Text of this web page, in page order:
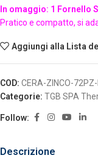
In omaggio: 1 Fornello
Pratico e compatto, si
Aggiungi alla Lista
COD: CERA-ZINCO-72PZ-
Categorie: TGB SPA
Follow:
Descrizione